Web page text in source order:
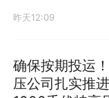
昨天12:09
确保按期投运
压公司扎实推